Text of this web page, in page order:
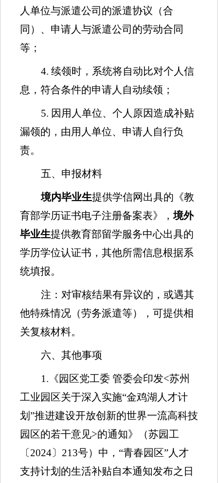
人单位与派遣公司 的派遣协议（合
同）、申请人与派遣公司的劳动合同
等；
4. 续领时，系统将自动比对个人信
息，符合条件的申请人自动续领；
5. 因用人单位、个人原因造成补贴
漏领的，由用人单位、申请人自行负
责。
五、申报材料
境内毕业生提供学信网出具的《教
育部学历证书电子注册备案表》
，境外
毕业生提供教育部留学服务中心出具的
学历学位认证书 ，其他所需信息根据系
统填报。
注：对审核结果有异议的，或遇其
他特殊情况（劳务派遣等），可提供相
关复核材料。
六、其他事项
1. 《园区党工委 管委会印发<苏州
工业园区关于深入实施“金鸡湖人才计
划 ”推进建设开放创新的世界一流高科技
园区的若干意见>的通知》（苏园工
〔2024〕 213号）中， “青春园区”人才
支持计划的生活补贴自本通知发布之日